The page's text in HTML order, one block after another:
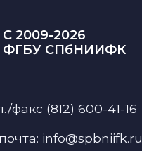
C 2009-2026
ФГБУ СПбНИИФК
факс (812) 600-41-16
info@spbniifk.ru